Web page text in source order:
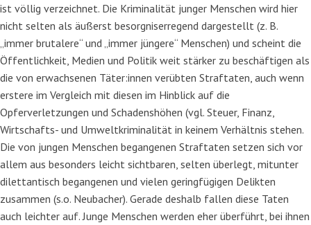
ist völlig verzeichnet. Die Kriminalität junger Menschen wird hier
nicht selten als äußerst besorgniserregend dargestellt (z. B.
„immer brutalere“ und „immer jüngere“ Menschen) und scheint die
Öffentlichkeit, Medien und Politik weit stärker zu beschäftigen als
die von erwachsenen Täter:innen verübten Straftaten, auch wenn
erstere im Vergleich mit diesen im Hinblick auf die
Opferverletzungen und Schadenshöhen (vgl. Steuer, Finanz,
Wirtschafts- und Umweltkriminalität in keinem Verhältnis stehen.
Die von jungen Menschen begangenen Straftaten setzen sich vor
allem aus besonders leicht sichtbaren, selten überlegt, mitunter
dilettantisch begangenen und vielen geringfügigen Delikten
zusammen (s.o. Neubacher). Gerade deshalb fallen diese Taten
auch leichter auf. Junge Menschen werden eher überführt, bei ihnen